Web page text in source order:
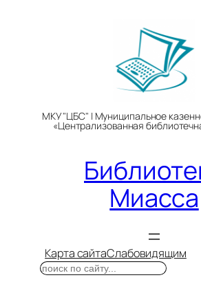
МКУ "ЦБС" | Муниципальное
«Централизованная
Миасса
Карта сайтаСлабовидящим
Поиск